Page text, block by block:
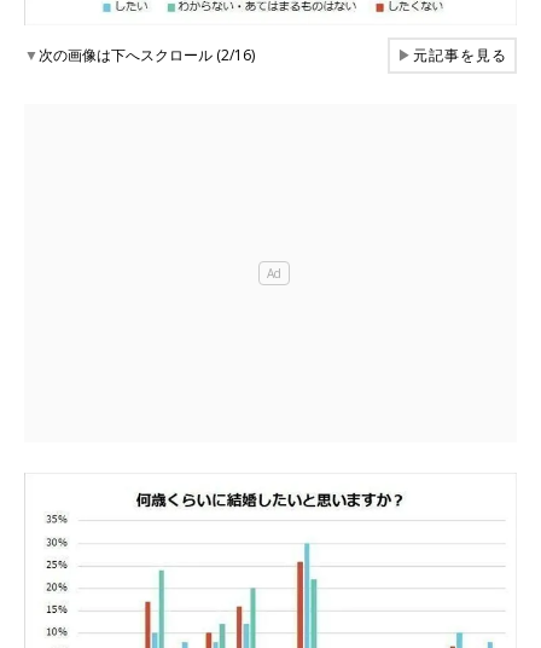
▼次の画像は下へスクロール (2/16) ▶元記事を見る